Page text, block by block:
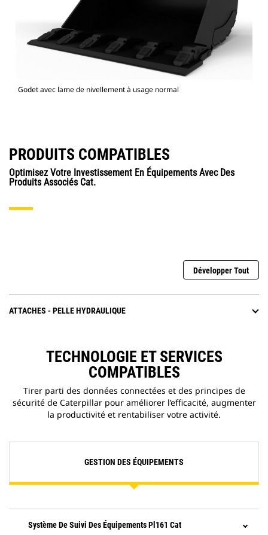
Godet avec lame de nivellement à usage normal
PRODUITS COMPATIBLES
Optimisez Votre Investissement En Équipements Avec Des
Produits Associés Cat.
Développer Tout
ATTACHES - PELLE HYDRAULIQUE
TECHNOLOGIE ET SERVICES
COMPATIBLES
Tirer parti des données connectées et des principes de
sécurité de Caterpillar pour améliorer l’efficacité, augmenter
la productivité et rentabiliser votre activité.
GESTION DES ÉQUIPEMENTS
Système De Suivi Des Équipements Pl161 Cat